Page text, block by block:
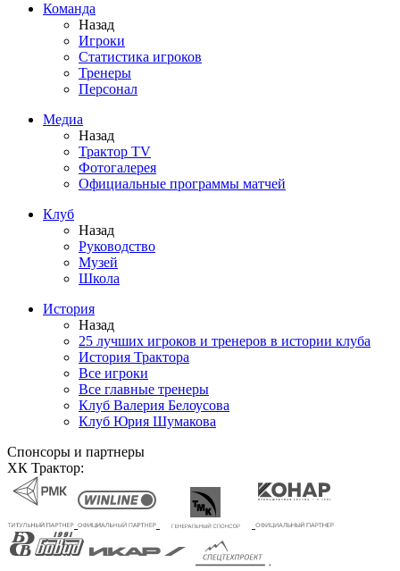
Команда
Назад
Игроки
Статистика игроков
Тренеры
Персонал
Медиа
Назад
Трактор TV
Фотогалерея
Официальные программы матчей
Клуб
Назад
Руководство
Музей
Школа
История
Назад
25 лучших игроков и тренеров в истории клуба
История Трактора
Все игроки
Все главные тренеры
Клуб Валерия Белоусова
Клуб Юрия Шумакова
Спонсоры и партнеры
ХК Трактор: